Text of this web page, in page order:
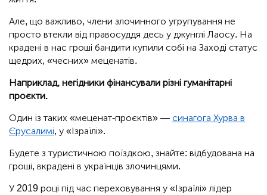
Але, що важливо, члени злочинного угрупування не
просто втекли від правосуддя десь у джунглі Лаосу. На
крадені в нас гроші бандити купили собі на Заході статус
щедрих, «чесних» меценатів.
Наприклад, негідники фінансували різні гуманітарні
проєкти.
Один із таких «меценат-проєктів» — синагога Хурва в
Єрусалимі, у «Ізраїлі».
Будете з туристичною поїздкою, знайте: відбудована на
гроші, вкрадені в українців злочинцями.
У 2019 році під час переховування у «Ізраїлі» лідер